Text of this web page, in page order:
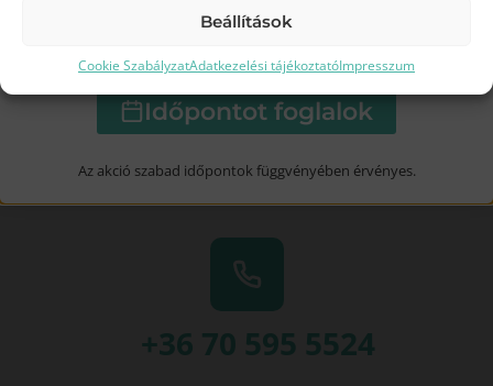
Beállítások
Cookie SzabályzatAdatkezelési tájékoztatóImpresszum
Kérjen időpontot még ma!
+36 70 381 5871
+36 70 595 5524
tisztítás
Modern
technológia
mosoly
Időpontot foglalok
Az akció szabad időpontok függvényében érvényes.